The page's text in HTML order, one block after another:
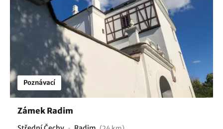
Poznávací
Zámek Radim